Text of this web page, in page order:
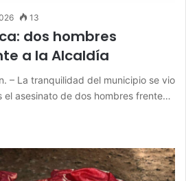
13
dos hombres
a la Alcaldía
– La tranquilidad del municipio se vio
el asesinato de dos hombres frente…